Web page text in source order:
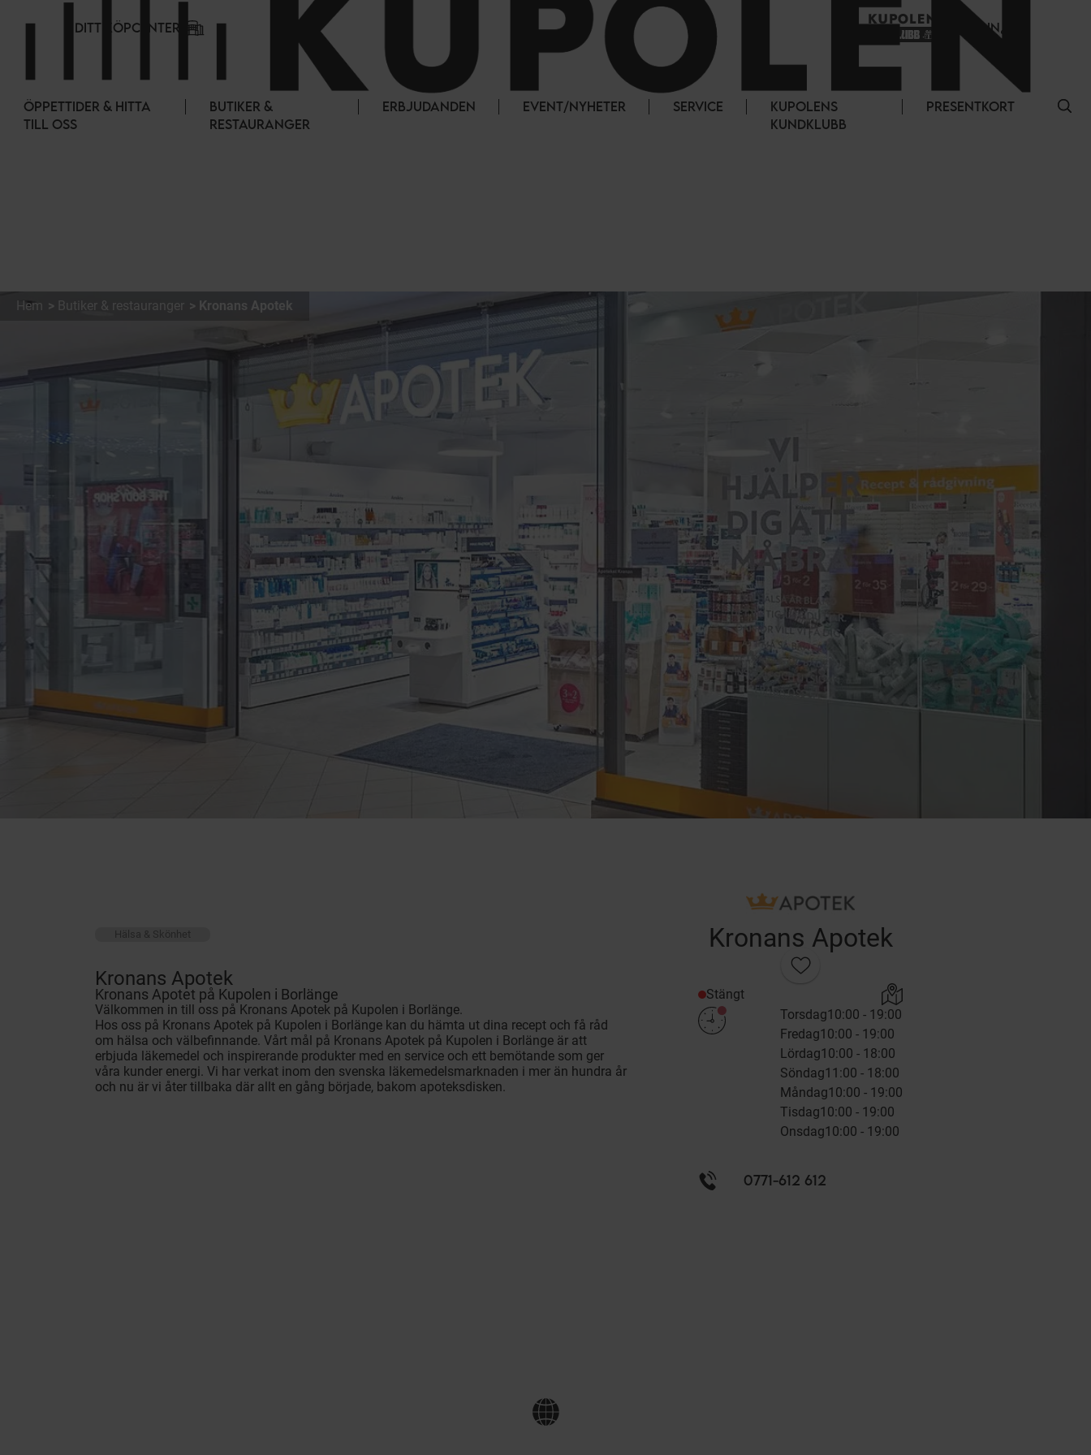
DITT KÖPCENTER LOGGA IN
ÖPPETTIDER & HITTA
TILL OSS
BUTIKER &
RESTAURANGER
ERBJUDANDEN EVENT/NYHETER SERVICE
KUPOLENS
KUNDKLUBB
PRESENTKORT
Hem Butiker & restauranger Kronans Apotek
Kronans Apotek
Stängt
Torsdag10:00 - 19:00
Fredag10:00 - 19:00
Lördag10:00 - 18:00
Söndag11:00 - 18:00
Måndag10:00 - 19:00
Tisdag10:00 - 19:00
Onsdag10:00 - 19:00
0771-612 612
Hälsa & Skönhet
Kronans Apotek
Kronans Apotet på Kupolen i Borlänge
Välkommen in till oss på Kronans Apotek på Kupolen i Borlänge.
Hos oss på Kronans Apotek på Kupolen i Borlänge kan du hämta ut dina recept och få råd
om hälsa och välbefinnande. Vårt mål på Kronans Apotek på Kupolen i Borlänge är att
erbjuda läkemedel och inspirerande produkter med en service och ett bemötande som ger
våra kunder energi. Vi har verkat inom den svenska läkemedelsmarknaden i mer än hundra år
och nu är vi åter tillbaka där allt en gång började, bakom apoteksdisken.